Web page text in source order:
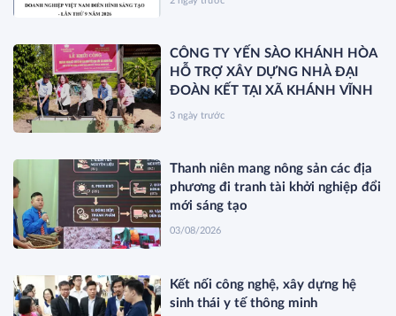
CÔNG TY YẾN SÀO KHÁNH HÒA
HỖ TRỢ XÂY DỰNG NHÀ ĐẠI
ĐOÀN KẾT TẠI XÃ KHÁNH VĨNH
3 ngày trước
Thanh niên mang nông sản các địa
phương đi tranh tài khởi nghiệp đổi
mới sáng tạo
03/08/2026
Kết nối công nghệ, xây dựng hệ
sinh thái y tế thông minh